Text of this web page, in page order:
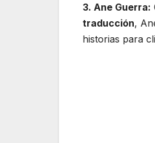
3. Ane Guerra:
traducción,
historias para